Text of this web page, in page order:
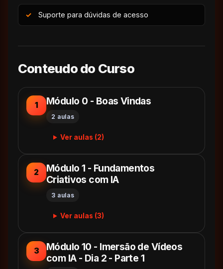
Suporte para dúvidas de acesso
Conteudo do Curso
1 Módulo 0 - Boas Vindas
2 aulas
Ver aulas (2)
2
Módulo 1 - Fundamentos
Criativos com IA
3 aulas
Ver aulas (3)
3
Módulo 10 - Imersão de Vídeos
com IA - Dia 2 - Parte 1